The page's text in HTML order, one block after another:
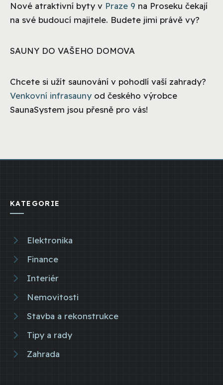
Nové atraktivní byty v Praze 9 na Proseku čekají
na své budoucí majitele. Budete jimi právě vy?
SAUNY DO VAŠEHO DOMOVA
Chcete si užít saunování v pohodlí vaší zahrady?
Venkovní infrasauny od českého výrobce
SaunaSystem jsou přesně pro vás!
KATEGORIE
Elektronika
Finance
Interiér
Nemovitosti
Stavba a rekonstrukce
Tipy a rady
Zahrada